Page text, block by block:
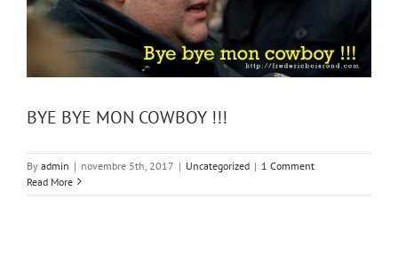
BYE BYE MON COWBOY !!!
By admin | novembre 5th, 2017 | Uncategorized | 1 Comment
Read More